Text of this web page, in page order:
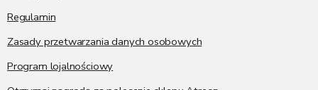
Regulamin
Zasady przetwarzania danych osobowych
Program lojalnościowy